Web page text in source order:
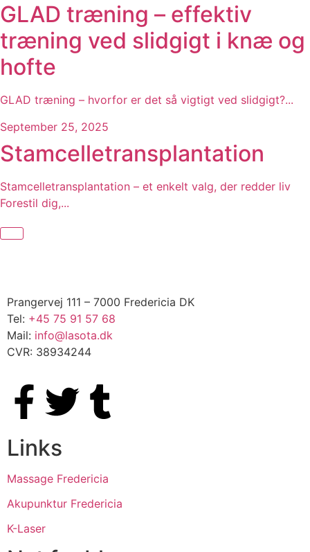
GLAD træning – effektiv
træning ved slidgigt i knæ og
hofte
GLAD træning – hvorfor er det så vigtigt ved slidgigt?...
September 25, 2025
Stamcelletransplantation
Stamcelletransplantation – et enkelt valg, der redder liv
Forestil dig,...
Prangervej 111 – 7000 Fredericia DK
Tel: +45 75 91 57 68
Mail: info@lasota.dk
CVR: 38934244
Links
Massage Fredericia
Akupunktur Fredericia
K-Laser